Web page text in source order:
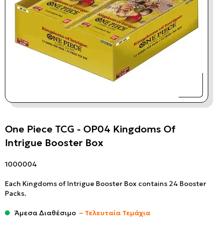
One Piece TCG - OP04 Kingdoms Of
Intrigue Booster Box
1000004
Each Kingdoms of Intrigue Booster Box contains 24 Booster
Packs.
Άμεσα Διαθέσιμο – Τελευταία Τεμάχια